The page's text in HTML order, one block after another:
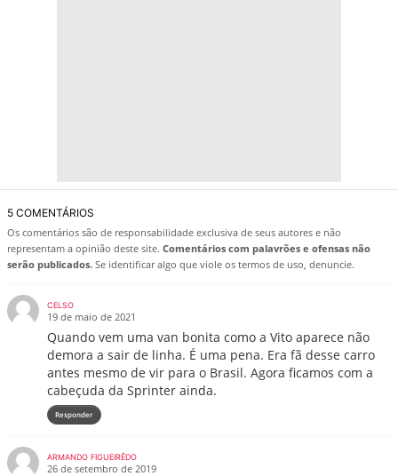
5 COMENTÁRIOS
Os comentários são de responsabilidade exclusiva de seus autores e não
representam a opinião deste site. Comentários com palavrões e ofensas não
serão publicados. Se identificar algo que viole os termos de uso, denuncie.
CELSO
19 de maio de 2021
Quando vem uma van bonita como a Vito aparece não
demora a sair de linha. É uma pena. Era fã desse carro
antes mesmo de vir para o Brasil. Agora ficamos com a
cabeçuda da Sprinter ainda.
Responder
ARMANDO FIGUEIRÊDO
26 de setembro de 2019